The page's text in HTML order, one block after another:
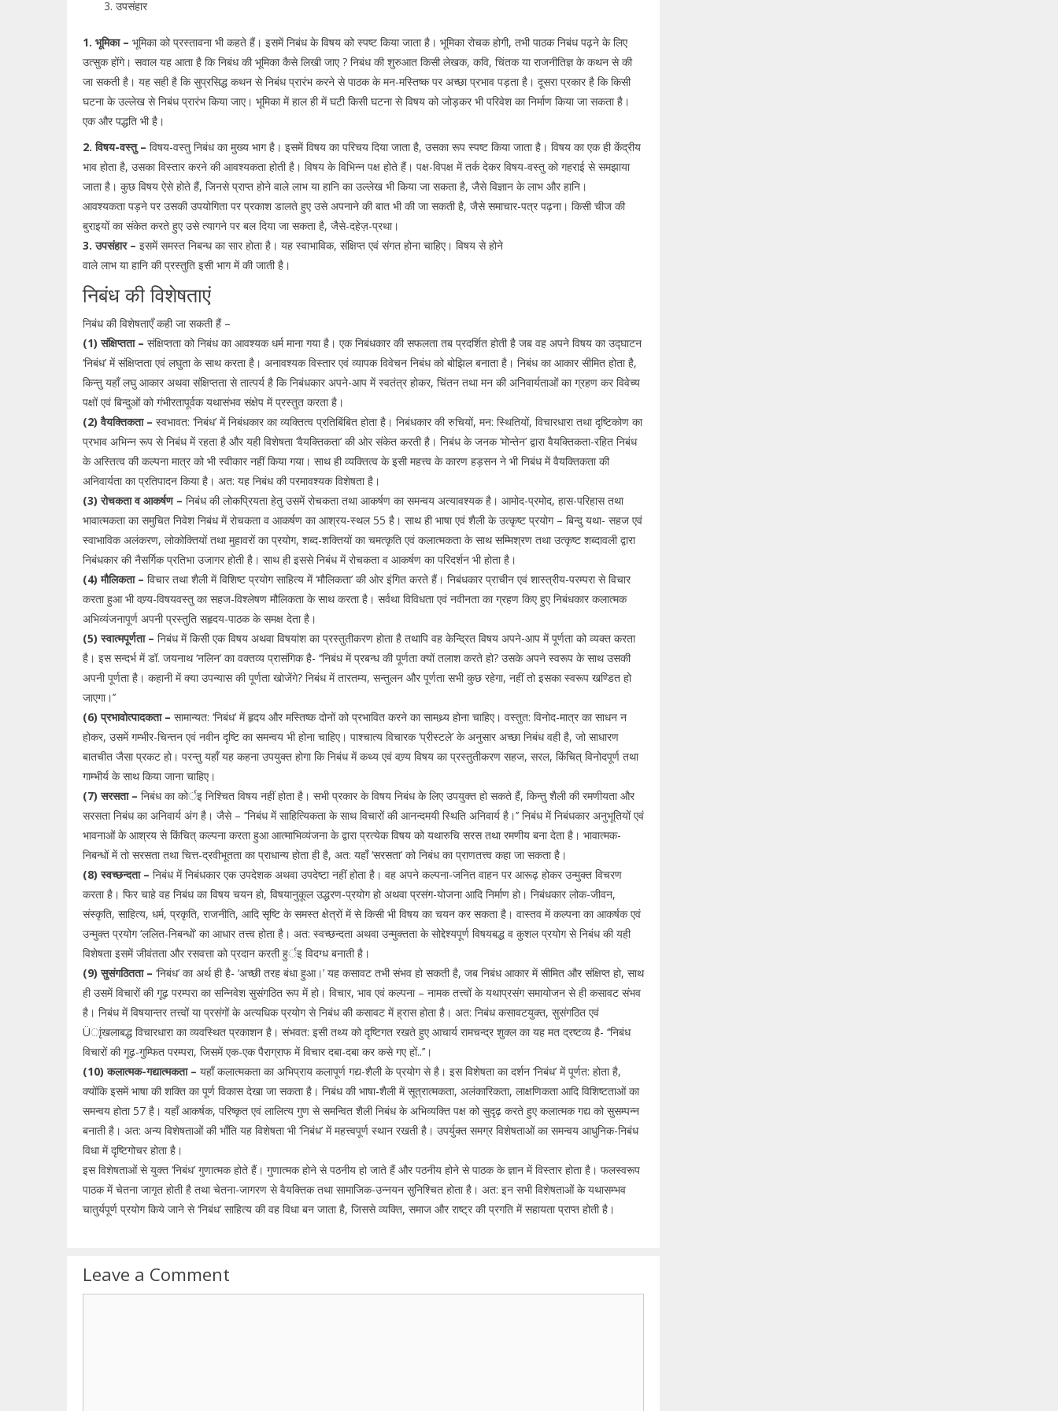
उपसंहार
1. भूमिका – भूमिका को प्रस्तावना भी कहते हैं। इसमें निबंध के विषय को स्पष्ट किया जाता है। भूमिका रोचक होगी, तभी पाठक निबंध पढ़ने के लिए
उत्सुक होंगे। सवाल यह आता है कि निबंध की भूमिका कैसे लिखी जाए ? निबंध की शुरुआत किसी लेखक, कवि, चिंतक या राजनीतिज्ञ के कथन से की
जा सकती है। यह सही है कि सुप्रसिद्ध कथन से निबंध प्रारंभ करने से पाठक के मन-मस्तिष्क पर अच्छा प्रभाव पड़ता है। दूसरा प्रकार है कि किसी
घटना के उल्लेख से निबंध प्रारंभ किया जाए। भूमिका में हाल ही में घटी किसी घटना से विषय को जोड़कर भी परिवेश का निर्माण किया जा सकता है।
एक और पद्धति भी है।
2. विषय-वस्तु – विषय-वस्तु निबंध का मुख्य भाग है। इसमें विषय का परिचय दिया जाता है, उसका रूप स्पष्ट किया जाता है। विषय का एक ही केंंद्रीय
भाव होता है, उसका विस्तार करने की आवश्यकता होती है। विषय के विभिन्न पक्ष होते हैं। पक्ष-विपक्ष में तर्क देकर विषय-वस्तु को गहराई से समझाया
जाता है। कुछ विषय ऐसे होते हैं, जिनसे प्राप्त होने वाले लाभ या हानि का उल्लेख भी किया जा सकता है, जैसे विज्ञान के लाभ और हानि।
आवश्यकता पड़ने पर उसकी उपयोगिता पर प्रकाश डालते हुए उसे अपनाने की बात भी की जा सकती है, जैसे समाचार-पत्र पढ़ना। किसी चीज की
बुराइयों का संकेत करते हुए उसे त्यागने पर बल दिया जा सकता है, जैसे-दहेज़-प्रथा।
3. उपसंहार – इसमें समस्त निबन्ध का सार होता है। यह स्वाभाविक, संक्षिप्त एवं संगत होना चाहिए। विषय से होने
वाले लाभ या हानि की प्रस्तुति इसी भाग में की जाती है।
निबंध की विशेषताएं
निबंध की विशेषताएँ कही जा सकती हैं –
(1) संक्षिप्तता – संक्षिप्तता को निबंध का आवश्यक धर्म माना गया है। एक निबंधकार की सफलता तब प्रदर्शित होती है जब वह अपने विषय का उद्घाटन
‘निबंध’ में संक्षिप्तता एवं लघुता के साथ करता है। अनावश्यक विस्तार एवं व्यापक विवेचन निबंध को बोझिल बनाता है। निबंध का आकार सीमित होता है,
किन्तु यहाँ लघु आकार अथवा संक्षिप्तता से तात्पर्य है कि निबंधकार अपने-आप में स्वतंत्र होकर, चिंतन तथा मन की अनिवार्यताओं का ग्रहण कर विवेच्य
पक्षों एवं बिन्दुओं को गंभीरतापूर्वक यथासंभव संक्षेप में प्रस्तुत करता है।
(2) वैयक्तिकता – स्वभावत: ‘निबंध’ में निबंधकार का व्यक्तित्व प्रतिबिंबित होता है। निबंधकार की रुचियों, मन: स्थितियों, विचारधारा तथा दृष्टिकोण का
प्रभाव अभिन्न रूप से निबंध में रहता है और यही विशेषता ‘वैयक्तिकता’ की ओर संकेत करती है। निबंध के जनक ‘मोन्तेन’ द्वारा वैयक्तिकता-रहित निबंध
के अस्तित्व की कल्पना मात्र को भी स्वीकार नहीं किया गया। साथ ही व्यक्तित्व के इसी महत्त्व के कारण हड़सन ने भी निबंध में वैयक्तिकता की
अनिवार्यता का प्रतिपादन किया है। अत: यह निबंध की परमावश्यक विशेषता है।
(3) रोचकता व आकर्षण – निबंध की लोकप्रियता हेतु उसमें रोचकता तथा आकर्षण का समन्वय अत्यावश्यक है। आमोद-प्रमोद, हास-परिहास तथा
भावात्मकता का समुचित निवेश निबंध में रोचकता व आकर्षण का आश्रय-स्थल 55 है। साथ ही भाषा एवं शैली के उत्कृष्ट प्रयोग – बिन्दु यथा- सहज एवं
स्वाभाविक अलंकरण, लोकोक्तियों तथा मुहावरों का प्रयोग, शब्द-शक्तियों का चमत्कृति एवं कलात्मकता के साथ सम्मिश्रण तथा उत्कृष्ट शब्दावली द्वारा
निबंधकार की नैसर्गिक प्रतिभा उजागर होती है। साथ ही इससे निबंध में रोचकता व आकर्षण का परिदर्शन भी होता है।
(4) मौलिकता – विचार तथा शैली में विशिष्ट प्रयोग साहित्य में ‘मौलिकता’ की ओर इंगित करते हैं। निबंधकार प्राचीन एवं शास्त्रीय-परम्परा से विचार
करता हुआ भी वण्र्य-विषयवस्तु का सहज-विश्लेषण मौलिकता के साथ करता है। सर्वथा विविधता एवं नवीनता का ग्रहण किए हुए निबंधकार कलात्मक
अभिव्यंजनापूर्ण अपनी प्रस्तुति सहृदय-पाठक के समक्ष देता है।
(5) स्वात्मपूर्णता – निबंध में किसी एक विषय अथवा विषयांश का प्रस्तुतीकरण होता है तथापि वह केन्द्रित विषय अपने-आप में पूर्णता को व्यक्त करता
है। इस सन्दर्भ में डॉ. जयनाथ ‘नलिन’ का वक्तव्य प्रासंगिक है- ‘‘निबंध में प्रबन्ध की पूर्णता क्यों तलाश करते हो? उसके अपने स्वरूप के साथ उसकी
अपनी पूर्णता है। कहानी में क्या उपन्यास की पूर्णता खोजेंगे? निबंध में तारतम्य, सन्तुलन और पूर्णता सभी कुछ रहेगा, नहीं तो इसका स्वरूप खण्डित हो
जाएगा।’’
(6) प्रभावोत्पादकता – सामान्यत: ‘निबंध’ में हृदय और मस्तिष्क दोनों को प्रभावित करने का सामथ्र्य होना चाहिए। वस्तुत: विनोद-मात्र का साधन न
होकर, उसमें गम्भीर-चिन्तन एवं नवीन दृष्टि का समन्वय भी होना चाहिए। पाश्चात्य विचारक ‘प्रीस्टले’ के अनुसार अच्छा निबंध वही है, जो साधारण
बातचीत जैसा प्रकट हो। परन्तु यहाँ यह कहना उपयुक्त होगा कि निबंध में कथ्य एवं वण्र्य विषय का प्रस्तुतीकरण सहज, सरल, किंचित् विनोदपूर्ण तथा
गाम्भीर्य के साथ किया जाना चाहिए।
(7) सरसता – निबंध का कोर्इ निश्चित विषय नहीं होता है। सभी प्रकार के विषय निबंध के लिए उपयुक्त हो सकते हैं, किन्तु शैली की रमणीयता और
सरसता निबंध का अनिवार्य अंग है। जैसे – ‘‘निबंध में साहित्यिकता के साथ विचारों की आनन्दमयी स्थिति अनिवार्य है।’’ निबंध में निबंधकार अनुभूतियों एवं
भावनाओं के आश्रय से किंचित् कल्पना करता हुआ आत्माभिव्यंजना के द्वारा प्रत्येक विषय को यथारुचि सरस तथा रमणीय बना देता है। भावात्मक-
निबन्धों में तो सरसता तथा चित्त-द्रवीभूतता का प्राधान्य होता ही है, अत: यहाँ ‘सरसता’ को निबंध का प्राणतत्त्व कहा जा सकता है।
(8) स्वच्छन्दता – निबंध में निबंधकार एक उपदेशक अथवा उपदेष्टा नहीं होता है। वह अपने कल्पना-जनित वाहन पर आरूढ़ होकर उन्मुक्त विचरण
करता है। फिर चाहे वह निबंध का विषय चयन हो, विषयानुकूल उद्धरण-प्रयोग हो अथवा प्रसंग-योजना आदि निर्माण हो। निबंधकार लोक-जीवन,
संस्कृति, साहित्य, धर्म, प्रकृति, राजनीति, आदि सृष्टि के समस्त क्षेत्रों में से किसी भी विषय का चयन कर सकता है। वास्तव में कल्पना का आकर्षक एवं
उन्मुक्त प्रयोग ‘ललित-निबन्धों’ का आधार तत्त्व होता है। अत: स्वच्छन्दता अथवा उन्मुक्तता के सोद्देश्यपूर्ण विषयबद्ध व कुशल प्रयोग से निबंध की यही
विशेषता इसमें जीवंतता और रसवत्ता को प्रदान करती हुर्इ विदग्ध बनाती है।
(9) सुसंगठितता – ‘निबंध’ का अर्थ ही है- ‘अच्छी तरह बंधा हुआ।’ यह कसावट तभी संभव हो सकती है, जब निबंध आकार में सीमित और संक्षिप्त हो, साथ
ही उसमें विचारों की गूढ़ परम्परा का सन्निवेश सुसंगठित रूप में हो। विचार, भाव एवं कल्पना – नामक तत्त्वों के यथाप्रसंग समायोजन से ही कसावट संभव
है। निबंध में विषयान्तर तत्त्वों या प्रसंगों के अत्यधिक प्रयोग से निबंध की कसावट में ह्रास होता है। अत: निबंध कसावटयुक्त, सुसंगठित एवं
Üाृंखलाबद्ध विचारधारा का व्यवस्थित प्रकाशन है। संभवत: इसी तथ्य को दृष्टिगत रखते हुए आचार्य रामचन्द्र शुक्ल का यह मत द्रष्टव्य है- ‘‘निबंध
विचारों की गूढ़-गुम्फित परम्परा, जिसमें एक-एक पैराग्राफ में विचार दबा-दबा कर कसे गए हों..’’।
(10) कलात्मक-गद्यात्मकता – यहाँ कलात्मकता का अभिप्राय कलापूर्ण गद्य-शैली के प्रयोग से है। इस विशेषता का दर्शन ‘निबंध’ में पूर्णत: होता है,
क्योंकि इसमें भाषा की शक्ति का पूर्ण विकास देखा जा सकता है। निबंध की भाषा-शैली में सूत्रात्मकता, अलंकारिकता, लाक्षणिकता आदि विशिष्टताओं का
समन्वय होता 57 है। यहाँ आकर्षक, परिष्कृत एवं लालित्य गुण से समन्वित शैली निबंध के अभिव्यक्ति पक्ष को सुदृढ़ करते हुए कलात्मक गद्य को सुसम्पन्न
बनाती है। अत: अन्य विशेषताओं की भाँति यह विशेषता भी ‘निबंध’ में महत्त्वपूर्ण स्थान रखती है। उपर्युक्त समग्र विशेषताओं का समन्वय आधुनिक-निबंध
विधा में दृष्टिगोचर होता है।
इस विशेषताओं से युक्त ‘निबंध’ गुणात्मक होते हैं। गुणात्मक होने से पठनीय हो जाते हैं और पठनीय होने से पाठक के ज्ञान में विस्तार होता है। फलस्वरूप
पाठक में चेतना जागृत होती है तथा चेतना-जागरण से वैयक्तिक तथा सामाजिक-उन्नयन सुनिश्चित होता है। अत: इन सभी विशेषताओं के यथासम्भव
चातुर्यपूर्ण प्रयोग किये जाने से ‘निबंध’ साहित्य की वह विधा बन जाता है, जिससे व्यक्ति, समाज और राष्ट्र की प्रगति में सहायता प्राप्त होती है।
Leave a Comment